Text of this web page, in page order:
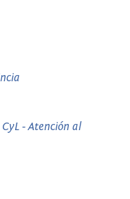
- Atención al